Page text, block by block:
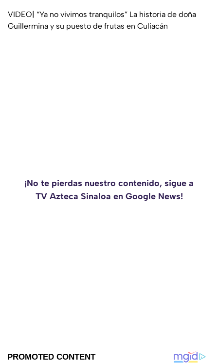
VIDEO| “Ya no vivimos tranquilos” La historia de doña
Guillermina y su puesto de frutas en Culiacán
¡No te pierdas nuestro contenido, sigue a
TV Azteca Sinaloa en Google News!